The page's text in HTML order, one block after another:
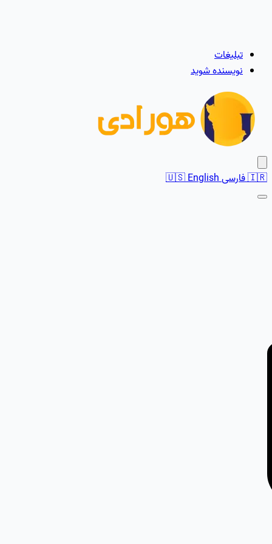
تبلیغات
نویسنده شوید
🇮🇷فارسی 🇺🇸English